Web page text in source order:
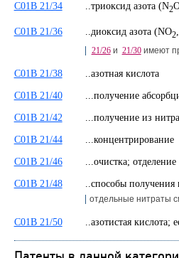
C01B 21/34 ..триоксид азота (N2
C01B 21/36 ..диоксид азота (NO2
21/26и 21/30имеют
C01B 21/38 ..азотная кислота
C01B 21/40 ...получение
C01B 21/42 ...получение из
C01B 21/44 ...концентрирование
C01B 21/46 ...очистка;
C01B 21/48 ..способы получения
отдельные нитраты
C01B 21/50 ..азотистая кислота;